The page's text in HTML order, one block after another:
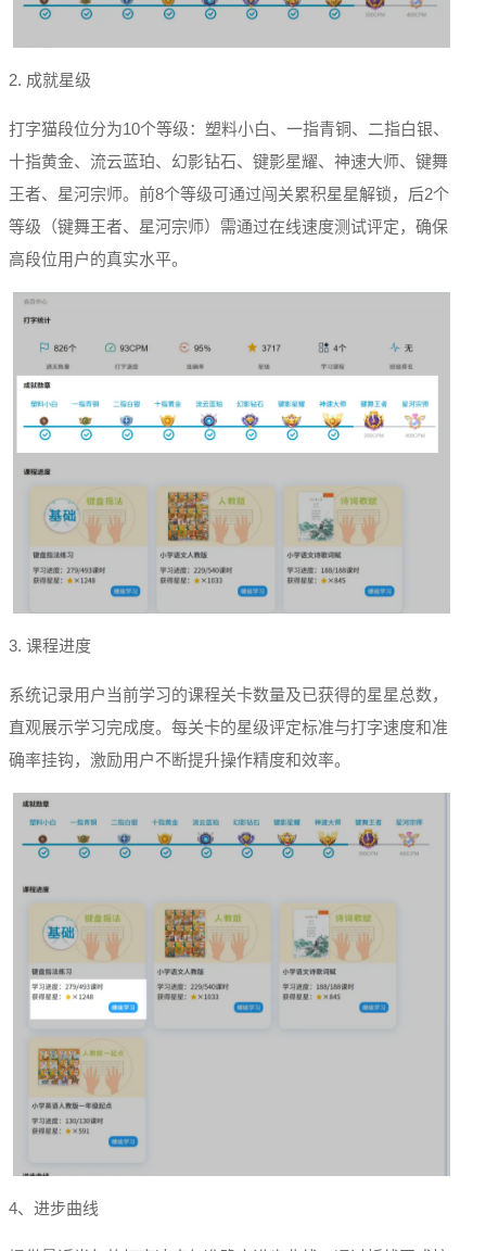
2. 成就星级
打字猫段位分为10个等级：塑料小白、一指青铜、二指白银、
十指黄金、流云蓝珀、幻影钻石、键影星耀、神速大师、键舞
王者、星河宗师。前8个等级可通过闯关累积星星解锁，后2个
等级（键舞王者、星河宗师）需通过在线速度测试评定，确保
高段位用户的真实水平。
3. 课程进度
系统记录用户当前学习的课程关卡数量及已获得的星星总数，
直观展示学习完成度。每关卡的星级评定标准与打字速度和准
确率挂钩，激励用户不断提升操作精度和效率。
4、进步曲线